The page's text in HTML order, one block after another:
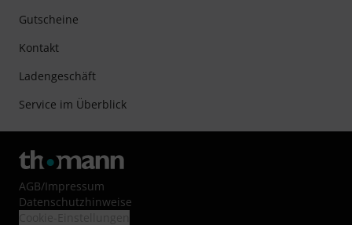
Gutscheine
Kontakt
Ladengeschäft
Service im Überblick
AGB/Impressum
Datenschutzhinweise